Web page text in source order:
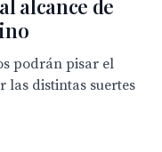
alcance de
podrán pisar el
las distintas suertes